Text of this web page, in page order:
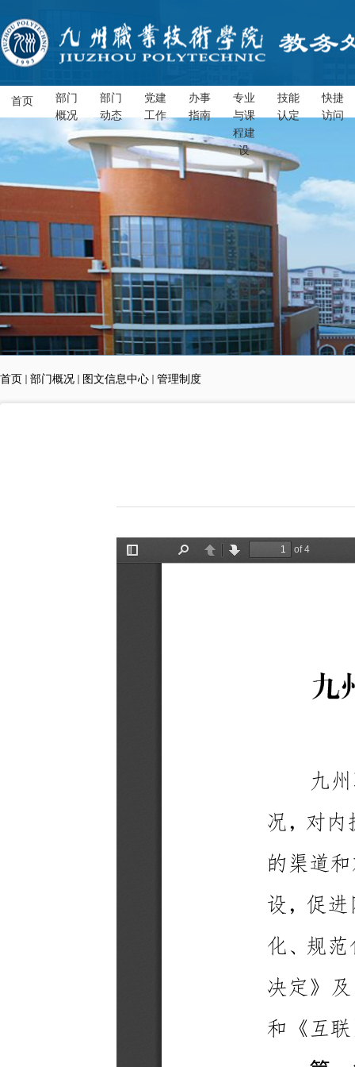
首页
部门
概况
部门
动态
党建
工作
办事
指南
专业
与课
程建
设
技能
认定
快捷
访问
首页 部门概况 图文信息中心 管理制度